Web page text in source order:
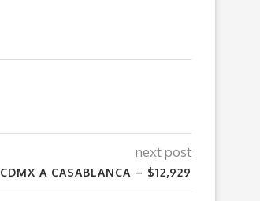
next post
CDMX A CASABLANCA – $12,929